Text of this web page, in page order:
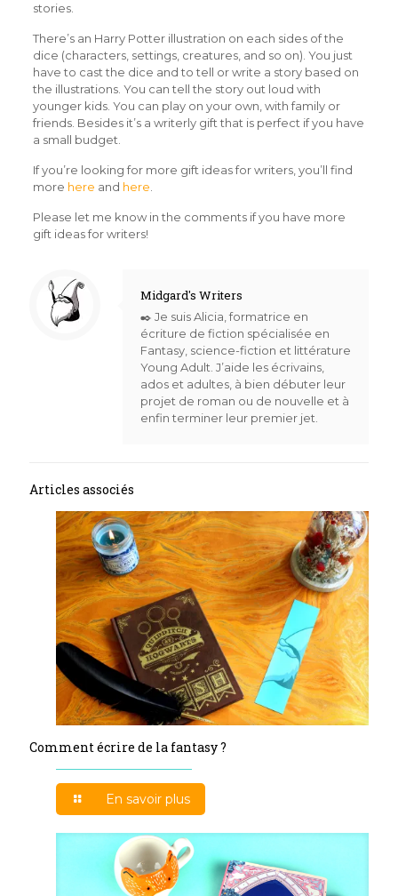
stories.
There’s an Harry Potter illustration on each sides of the
dice (characters, settings, creatures, and so on). You just
have to cast the dice and to tell or write a story based on
the illustrations. You can tell the story out loud with
younger kids. You can play on your own, with family or
friends. Besides it’s a writerly gift that is perfect if you have
a small budget.
If you’re looking for more gift ideas for writers, you’ll find
more here and here
Please let me know in the comments if you have more
gift ideas for writers!
Midgard's Writers
✒️ Je suis Alicia, formatrice en
écriture de fiction spécialisée en
Fantasy, science-fiction et littérature
Young Adult. J’aide les écrivains,
ados et adultes, à bien débuter leur
projet de roman ou de nouvelle et à
enfin terminer leur premier jet.
Articles associés
Comment écrire de la fantasy ?
En savoir plus